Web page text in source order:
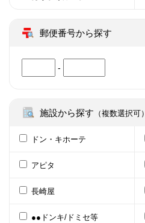
郵便番号から探す
-
施設から探す （複数選択可）
ドン・キホーテ
アピタ
長崎屋
●●ドンキ/ドミセ等